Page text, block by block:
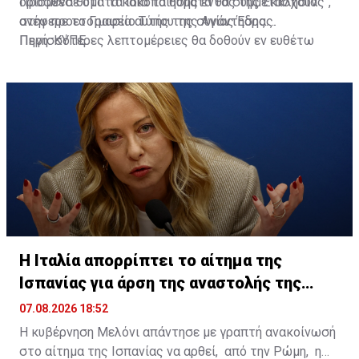
ανέφερε το Γραφείο Τύπου της Αγίας Έδρας.
στην προετοιμασία αυτής της συνάντησης.
Περισσότερες λεπτομέρειες θα δοθούν εν ευθέτω
Πηγή: ΚΥΠΕ
Η Ιταλία απορρίπτει το αίτημα της
Ισπανίας για άρση της αναστολής της
Σένγκεν
07.08.2026 18:52
Η κυβέρνηση Μελόνι απάντησε με γραπτή ανακοίνωσή
στο αίτημα της Ισπανίας να αρθεί, από την Ρώμη, η